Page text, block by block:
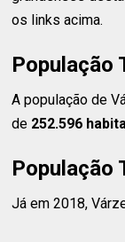
os links acima.
População
A população de
de 252.596
População
Já em 2018,